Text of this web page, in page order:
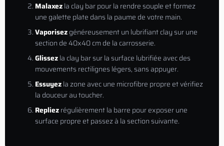
Malaxezla clay bar pour la rendre souple et formez
une galette plate dans la paume de votre main.
Vaporisezgénéreusement un lubrifiant clay sur une
section de 40x40 cm de la carrosserie.
Glissezla clay bar sur la surface lubrifiée avec des
mouvements rectilignes légers, sans appuyer.
Essuyezla zone avec une microfibre propre et vérifiez
la douceur au toucher.
Repliezrégulièrement la barre pour exposer une
surface propre et passez à la section suivante.